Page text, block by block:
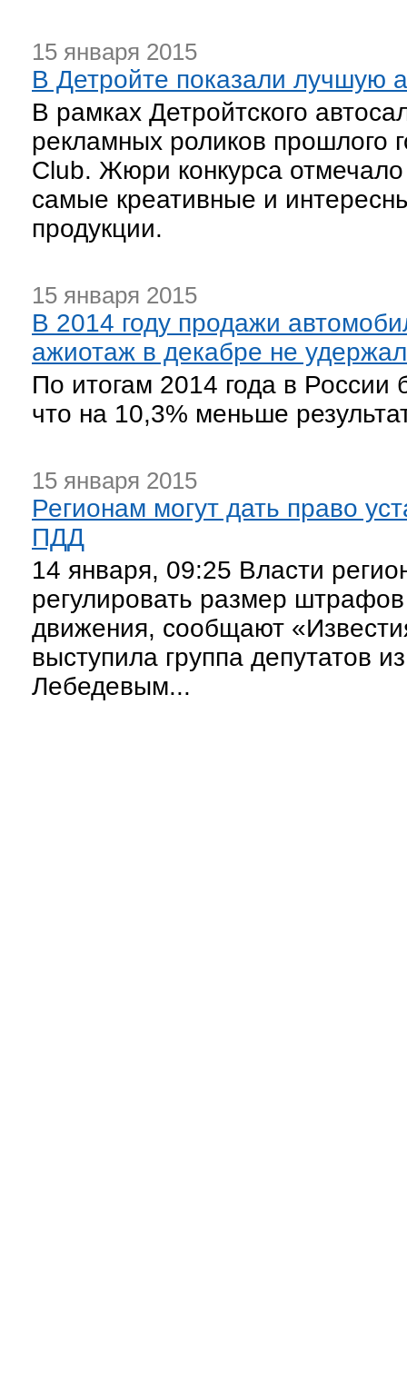
15 января 2015
В Детройте показали лучшую
В рамках Детройтского
рекламных роликов прошлого
Club. Жюри конкурса
самые креативные и
продукции.
15 января 2015
В 2014 году продажи
ажиотаж в декабре не
По итогам 2014 года в
что на 10,3% меньше
15 января 2015
Регионам могут дать право
ПДД
14 января, 09:25 Власти
регулировать размер
движения, сообщают
выступила группа депутатов
Лебедевым...